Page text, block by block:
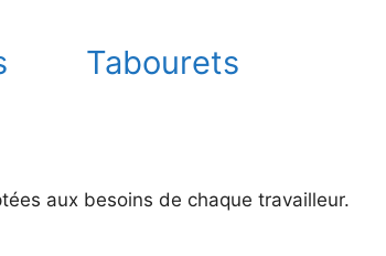
Tabourets
aux besoins de chaque travailleur.